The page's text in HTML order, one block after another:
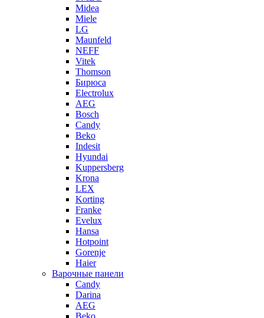
Midea
Miele
LG
Maunfeld
NEFF
Vitek
Thomson
Бирюса
Electrolux
AEG
Bosch
Candy
Beko
Indesit
Hyundai
Kuppersberg
Krona
LEX
Korting
Franke
Evelux
Hansa
Hotpoint
Gorenje
Haier
Варочные панели
Candy
Darina
AEG